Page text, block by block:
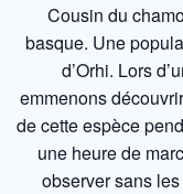
Cousin du
basque. Une
d’Orhi. Lors
emmenons
de cette espèce
une heure de
observer sans